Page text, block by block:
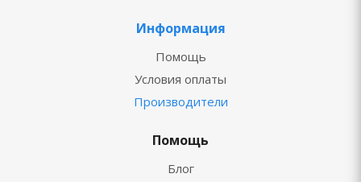
Информация
Помощь
Условия оплаты
Производители
Помощь
Блог